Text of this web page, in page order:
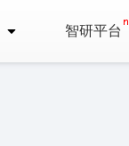
智研平台